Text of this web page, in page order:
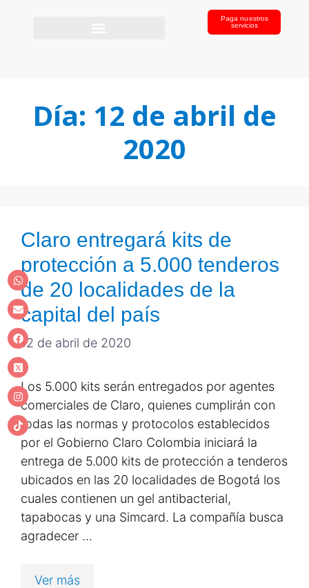
Paga nuestros
servicios
Día: 12 de abril de
2020
Claro entregará kits de
protección a 5.000 tenderos
de 20 localidades de la
capital del país
12 de abril de 2020
Los 5.000 kits serán entregados por agentes
comerciales de Claro, quienes cumplirán con
todas las normas y protocolos establecidos
por el Gobierno Claro Colombia iniciará la
entrega de 5.000 kits de protección a tenderos
ubicados en las 20 localidades de Bogotá los
cuales contienen un gel antibacterial,
tapabocas y una Simcard. La compañía busca
agradecer …
Ver más